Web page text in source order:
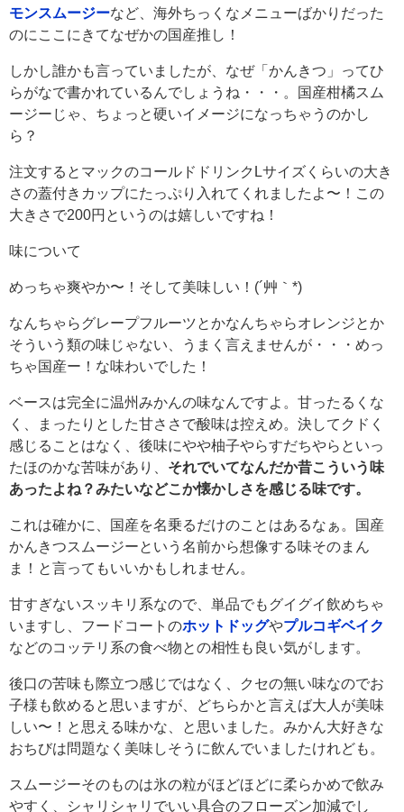
モンスムージーなど、海外ちっくなメニューばかりだった
のにここにきてなぜかの国産推し！
しかし誰かも言っていましたが、なぜ「かんきつ」ってひ
らがなで書かれているんでしょうね・・・。国産柑橘スム
ージーじゃ、ちょっと硬いイメージになっちゃうのかし
ら？
注文するとマックのコールドドリンクLサイズくらいの大き
さの蓋付きカップにたっぷり入れてくれましたよ〜！この
大きさで200円というのは嬉しいですね！
味について
めっちゃ爽やか〜！そして美味しい！(´艸｀*)
なんちゃらグレープフルーツとかなんちゃらオレンジとか
そういう類の味じゃない、うまく言えませんが・・・めっ
ちゃ国産ー！な味わいでした！
ベースは完全に温州みかんの味なんですよ。甘ったるくな
く、まったりとした甘ささで酸味は控えめ。決してクドく
感じることはなく、後味にやや柚子やらすだちやらといっ
たほのかな苦味があり、 それでいてなんだか昔こういう味
あったよね？みたいなどこか懐かしさを感じる味です。
これは確かに、国産を名乗るだけのことはあるなぁ。国産
かんきつスムージーという名前から想像する味そのまん
ま！と言ってもいいかもしれません。
甘すぎないスッキリ系なので、単品でもグイグイ飲めちゃ
いますし、フードコートのホットドッグやプルコギベイク
などのコッテリ系の食べ物との相性も良い気がします。
後口の苦味も際立つ感じではなく、クセの無い味なのでお
子様も飲めると思いますが、どちらかと言えば大人が美味
しい〜！と思える味かな、と思いました。みかん大好きな
おちびは問題なく美味しそうに飲んでいましたけれども。
スムージーそのものは氷の粒がほどほどに柔らかめで飲み
やすく、シャリシャリでいい具合のフローズン加減でし